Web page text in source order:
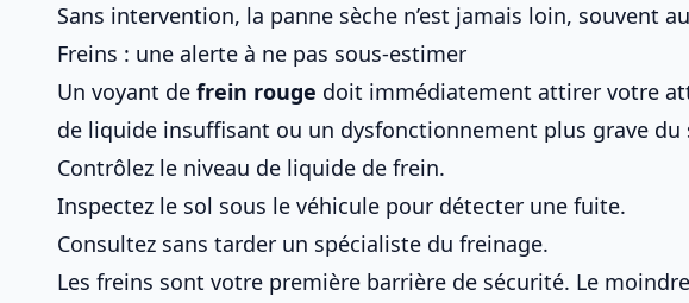
Sans intervention, la panne sèche n’est jamais loin, souvent
Freins : une alerte à ne pas sous-estimer
Un voyant de frein rouge doit immédiatement attirer votre
de liquide insuffisant ou un dysfonctionnement plus grave du
Contrôlez le niveau de liquide de frein.
Inspectez le sol sous le véhicule pour détecter une fuite.
Consultez sans tarder un spécialiste du freinage.
Les freins sont votre première barrière de sécurité. Le